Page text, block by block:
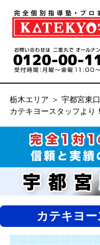
栃木エリア ＞ 宇都宮東
カテキヨースタッフより
カテキヨー